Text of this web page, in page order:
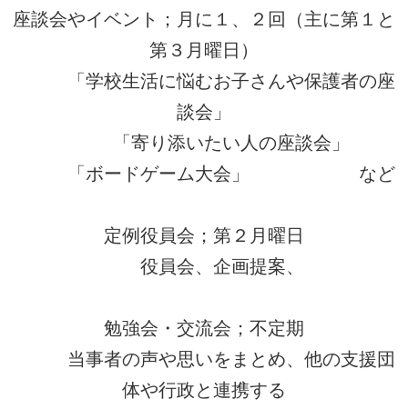
座談会やイベント；月に１、２回（主に第１と
第３月曜日）
「学校生活に悩むお子さんや保護者の座
談会」
「寄り添いたい人の座談会」
「ボードゲーム大会」 など
定例役員会；第２月曜日
役員会、企画提案、
勉強会・交流会；不定期
当事者の声や思いをまとめ、他の支援団
体や行政と連携する